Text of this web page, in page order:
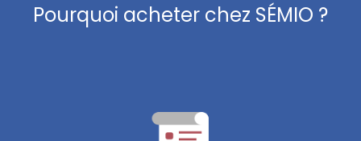
Pourquoi acheter chez SÉMIO ?